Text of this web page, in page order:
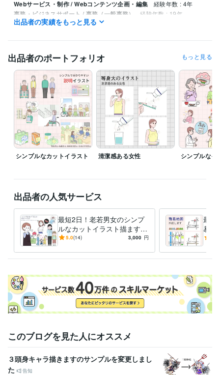
Webサービス・制作 / Webコンテンツ企画・編集 経験年数 : 4年
事務・ビジネスサポート / 事務（一般事務） 経験年数 : 19年
マイクロソフト オフィス スペシャリスト（MOS） 取得年 : 2023年
ビジネス・クリエイティブツール
CLIP STUDIO PAINT:8年Adobe Illustrator:2年
得意分野
イラスト作成・漫画制作 挿絵、カットイラスト
出品者の実績をもっと見る
出品者のポートフォリオ もっと見る
シンプルなカットイラスト 清潔感ある女性 シンプルなイ
出品者の人気サービス
最短2日！老若男女のシンプ
ルなカットイラスト描ます
説明にぴったり。分かりやす
5.0(14) 3,000 円
最短
易地
無制
このブログを見た人にオススメ
３頭身キャラ描きますのサンプルを変更しまし
た
告知